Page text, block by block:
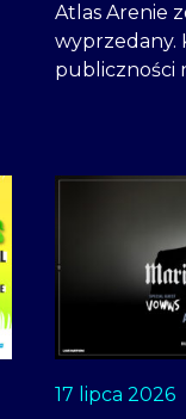
Atlas Arenie
wyprzedany.
publiczności
17 lipca 2026